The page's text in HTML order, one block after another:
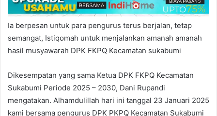
Ia berpesan untuk para pengurus terus berjalan, tetap
semangat, Istiqomah untuk menjalankan amanah amanah
hasil musyawarah DPK FKPQ Kecamatan sukabumi
Dikesempatan yang sama Ketua DPK FKPQ Kecamatan
Sukabumi Periode 2025 – 2030, Dani Rupandi
mengatakan. Alhamdulillah hari ini tanggal 23 Januari 2025
kami bersama pengurus DPK PKPQ Kecamatan Sukabumi